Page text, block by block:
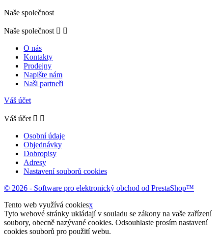
Naše společnost
Naše společnost  
O nás
Kontakty
Prodejny
Napište nám
Naši partneři
Váš účet
Váš účet  
Osobní údaje
Objednávky
Dobropisy
Adresy
Nastavení souborů cookies
© 2026 - Software pro elektronický obchod od PrestaShop™
Tento web využívá cookiesx
Tyto webové stránky ukládají v souladu se zákony na vaše zařízení
soubory, obecně nazývané cookies. Odsouhlaste prosím nastavení
cookies souborů pro použití webu.